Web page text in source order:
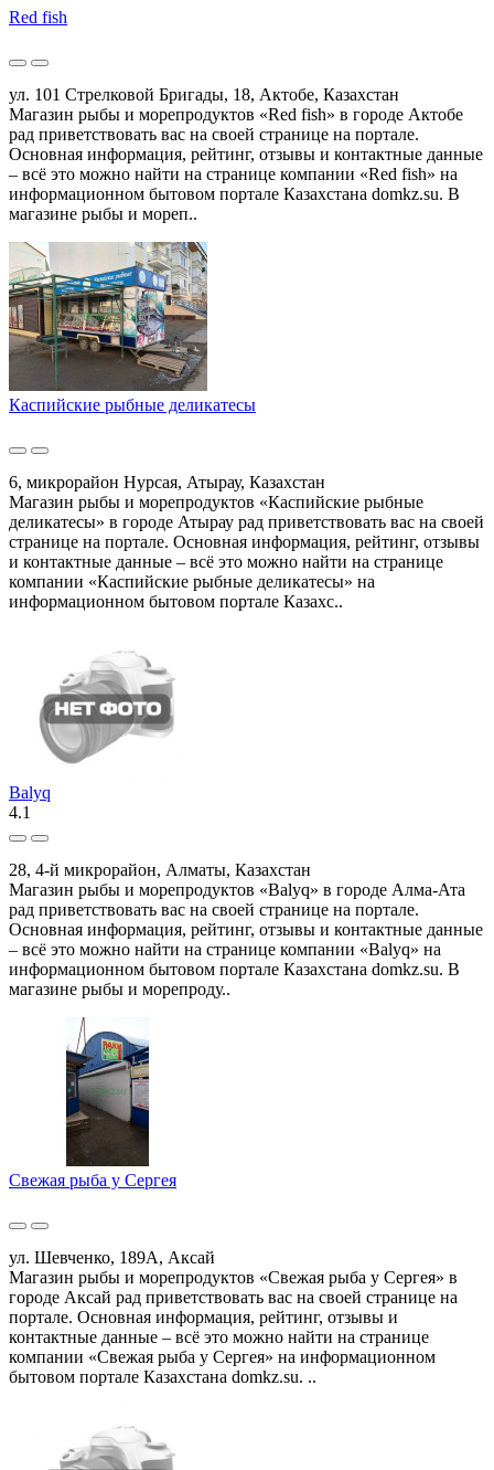
Red fish
ул. 101 Стрелковой Бригады, 18, Актобе, Казахстан
Магазин рыбы и морепродуктов «Red fish» в городе Актобе
рад приветствовать вас на своей странице на портале.
Основная информация, рейтинг, отзывы и контактные данные
– всё это можно найти на странице компании «Red fish» на
информационном бытовом портале Казахстана domkz.su. В
магазине рыбы и мореп..
Каспийские рыбные деликатесы
6, микрорайон Нурсая, Атырау, Казахстан
Магазин рыбы и морепродуктов «Каспийские рыбные
деликатесы» в городе Атырау рад приветствовать вас на своей
странице на портале. Основная информация, рейтинг, отзывы
и контактные данные – всё это можно найти на странице
компании «Каспийские рыбные деликатесы» на
информационном бытовом портале Казахс..
Balyq
4.1
28, 4-й микрорайон, Алматы, Казахстан
Магазин рыбы и морепродуктов «Balyq» в городе Алма-Ата
рад приветствовать вас на своей странице на портале.
Основная информация, рейтинг, отзывы и контактные данные
– всё это можно найти на странице компании «Balyq» на
информационном бытовом портале Казахстана domkz.su. В
магазине рыбы и морепроду..
Свежая рыба у Сергея
ул. Шевченко, 189А, Аксай
Магазин рыбы и морепродуктов «Свежая рыба у Сергея» в
городе Аксай рад приветствовать вас на своей странице на
портале. Основная информация, рейтинг, отзывы и
контактные данные – всё это можно найти на странице
компании «Свежая рыба у Сергея» на информационном
бытовом портале Казахстана domkz.su. ..